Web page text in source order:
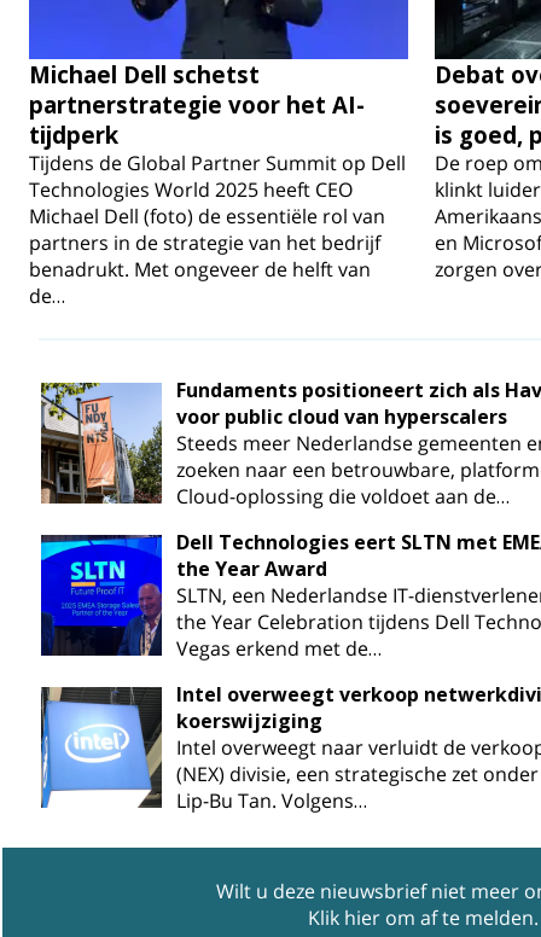
Michael Dell schetst
partnerstrategie voor het AI-
tijdperk
Tijdens de Global Partner Summit op Dell
Technologies World 2025 heeft CEO
Michael Dell (foto) de essentiële rol van
partners in de strategie van het bedrijf
benadrukt. Met ongeveer de helft van
de…
Debat
is goed,
De roep
klinkt
en
zorgen
Fundaments positioneert zich als
voor public cloud van hyperscalers
Steeds meer Nederlandse gemeenten
zoeken naar een betrouwbare,
Cloud-oplossing die voldoet aan de…
Dell Technologies eert SLTN met
the Year Award
SLTN, een Nederlandse IT-
the Year Celebration tijdens Dell
Vegas erkend met de…
Intel overweegt verkoop
koerswijziging
Intel overweegt naar verluidt de
(NEX) divisie, een strategische zet
Lip-Bu Tan. Volgens…
Wilt u deze nieuwsbrief niet meer
Klik hier om af te melden.